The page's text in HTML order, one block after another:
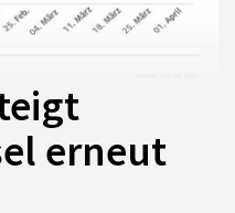
erneut